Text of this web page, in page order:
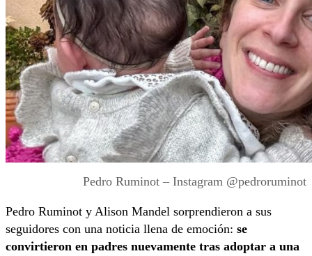
Pedro Ruminot – Instagram @pedroruminot
Pedro Ruminot y Alison Mandel sorprendieron a sus
seguidores con una noticia llena de emoción: se
convirtieron en padres nuevamente tras adoptar a una